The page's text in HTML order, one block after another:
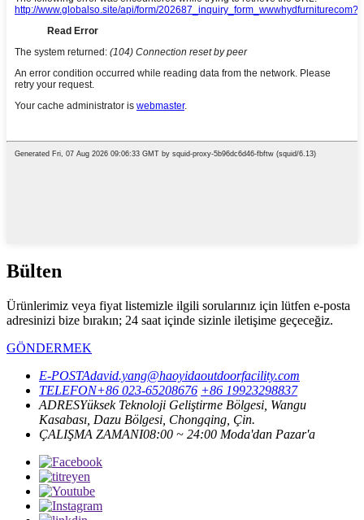
Bülten
Ürünlerimiz veya fiyat listemizle ilgili sorularınız için lütfen e-posta
adresinizi bize bırakın; 24 saat içinde sizinle iletişime geçeceğiz.
GÖNDERMEK
E-POSTAdavid.yang@haoyidaoutdoorfacility.com
TELEFON+86 023-65208676 +86 19923298837
ADRESYüksek Teknoloji Geliştirme Bölgesi, Wangu
Kasabası, Dazu Bölgesi, Chongqing, Çin.
ÇALIŞMA ZAMANI08:00 ~ 24:00 Moda'dan Pazar'a